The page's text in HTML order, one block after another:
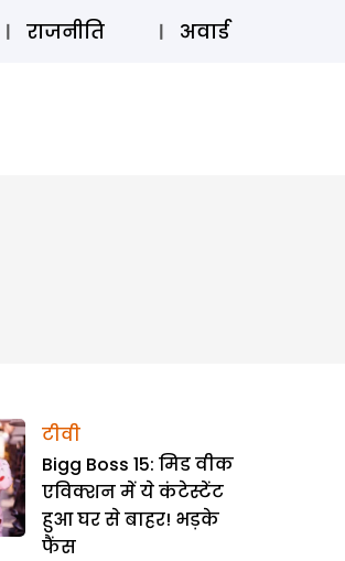
⚲ SUBSCRIBE
राजनीति अवार्ड
टीवी
Bigg Boss 15: मिड वीक
एविक्शन में ये कंटेस्टेंट
हुआ घर से बाहर! भड़के
फैंस